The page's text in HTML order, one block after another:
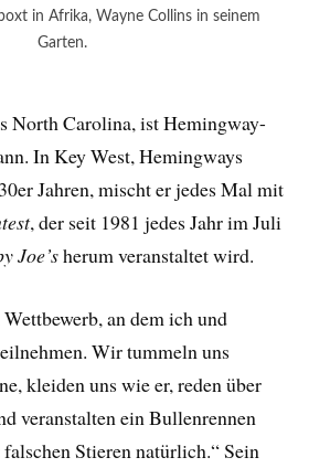
in Afrika, Wayne Collins in seinem
Garten.
North Carolina, ist Hemingway-
In Key West, Hemingways
Jahren, mischt er jedes Mal mit
, der seit 1981 jedes Jahr im Juli
Joe’sherum veranstaltet wird.
an dem ich und
Wir tummeln uns
kleiden uns wie er, reden über
veranstalten ein Bullenrennen
Stieren natürlich.“ Sein